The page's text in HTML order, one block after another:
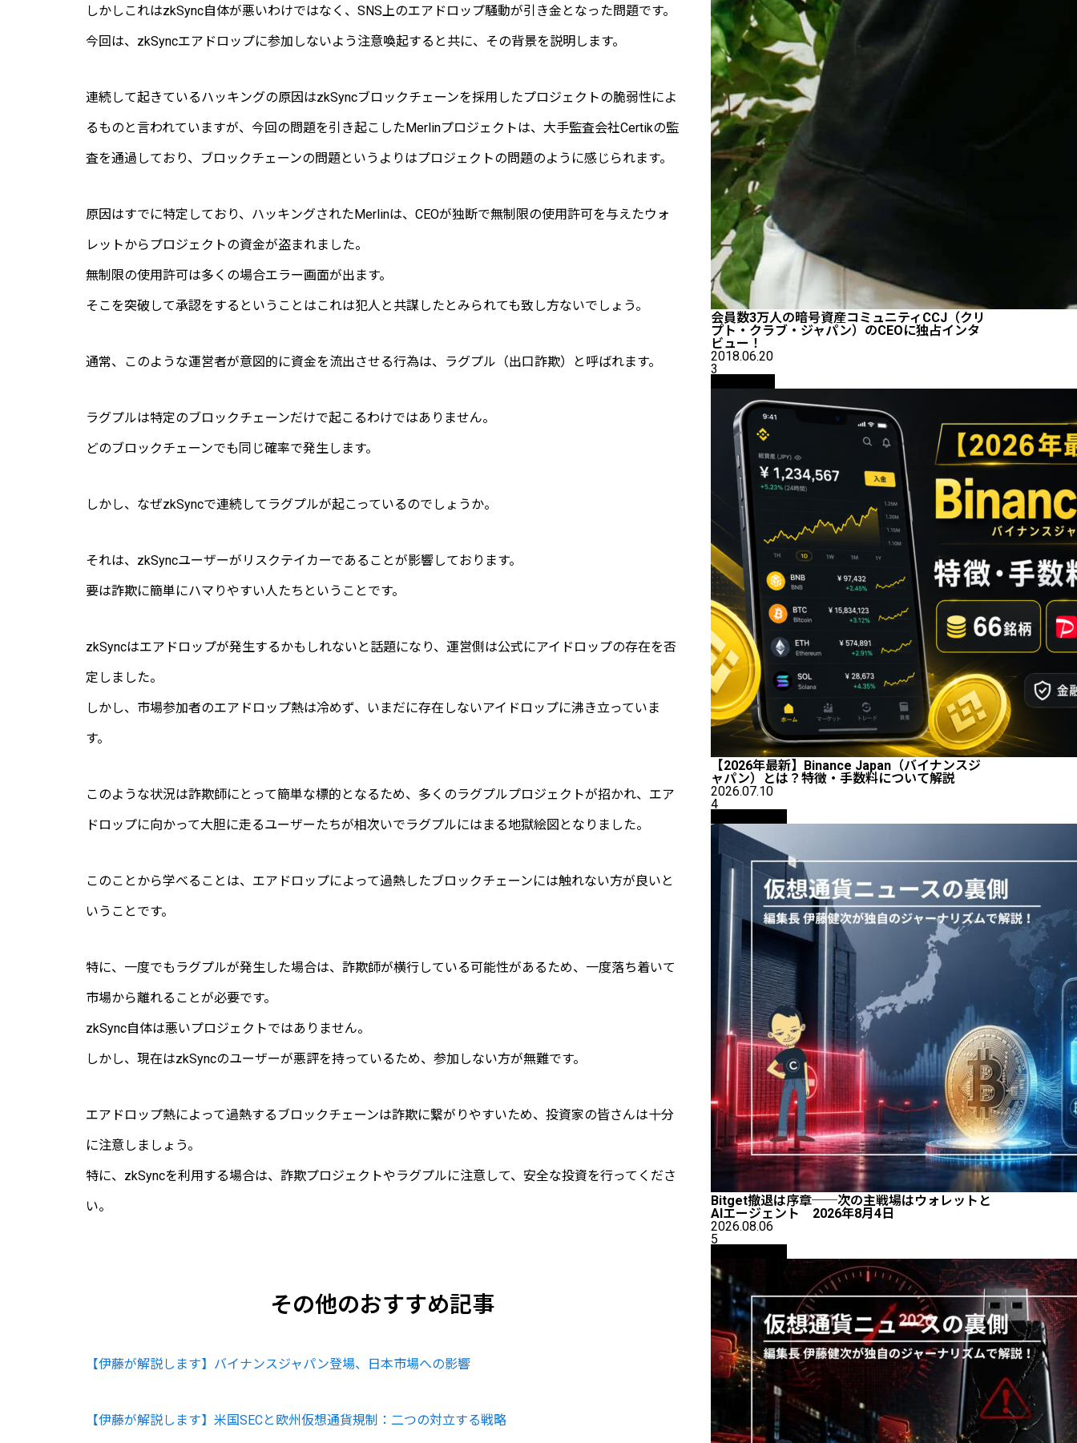
しかしこれはzkSync自体が悪いわけではなく、SNS上のエアドロップ騒動が引き金となった問題です。
今回は、zkSyncエアドロップに参加しないよう注意喚起すると共に、その背景を説明します。
連続して起きているハッキングの原因はzkSyncブロックチェーンを採用したプロジェクトの脆弱性によ
るものと言われていますが、今回の問題を引き起こしたMerlinプロジェクトは、大手監査会社Certikの監
査を通過しており、ブロックチェーンの問題というよりはプロジェクトの問題のように感じられます。
原因はすでに特定しており、ハッキングされたMerlinは、CEOが独断で無制限の使用許可を与えたウォ
レットからプロジェクトの資金が盗まれました。
無制限の使用許可は多くの場合エラー画面が出ます。
そこを突破して承認をするということはこれは犯人と共謀したとみられても致し方ないでしょう。
通常、このような運営者が意図的に資金を流出させる行為は、ラグプル（出口詐欺）と呼ばれます。
ラグプルは特定のブロックチェーンだけで起こるわけではありません。
どのブロックチェーンでも同じ確率で発生します。
しかし、なぜzkSyncで連続してラグプルが起こっているのでしょうか。
それは、zkSyncユーザーがリスクテイカーであることが影響しております。
要は詐欺に簡単にハマりやすい人たちということです。
zkSyncはエアドロップが発生するかもしれないと話題になり、運営側は公式にアイドロップの存在を否
定しました。
しかし、市場参加者のエアドロップ熱は冷めず、いまだに存在しないアイドロップに沸き立っていま
す。
このような状況は詐欺師にとって簡単な標的となるため、多くのラグプルプロジェクトが招かれ、エア
ドロップに向かって大胆に走るユーザーたちが相次いでラグプルにはまる地獄絵図となりました。
このことから学べることは、エアドロップによって過熱したブロックチェーンには触れない方が良いと
いうことです。
特に、一度でもラグプルが発生した場合は、詐欺師が横行している可能性があるため、一度落ち着いて
市場から離れることが必要です。
zkSync自体は悪いプロジェクトではありません。
しかし、現在はzkSyncのユーザーが悪評を持っているため、参加しない方が無難です。
エアドロップ熱によって過熱するブロックチェーンは詐欺に繋がりやすいため、投資家の皆さんは十分
に注意しましょう。
特に、zkSyncを利用する場合は、詐欺プロジェクトやラグプルに注意して、安全な投資を行ってくださ
い。
その他のおすすめ記事
【伊藤が解説します】バイナンスジャパン登場、日本市場への影響
【伊藤が解説します】米国SECと欧州仮想通貨規制：二つの対立する戦略
会員数3万人の暗号資産コミュニティCCJ（クリ
プト・クラブ・ジャパン）のCEOに独占インタ
ビュー！
2018.06.20
3
【2026年最新】Binance Japan（バイナンスジ
ャパン）とは？特徴・手数料について解説
2026.07.10
4
Bitget撤退は序章──次の主戦場はウォレットと
AIエージェント 2026年8月4日
2026.08.06
5